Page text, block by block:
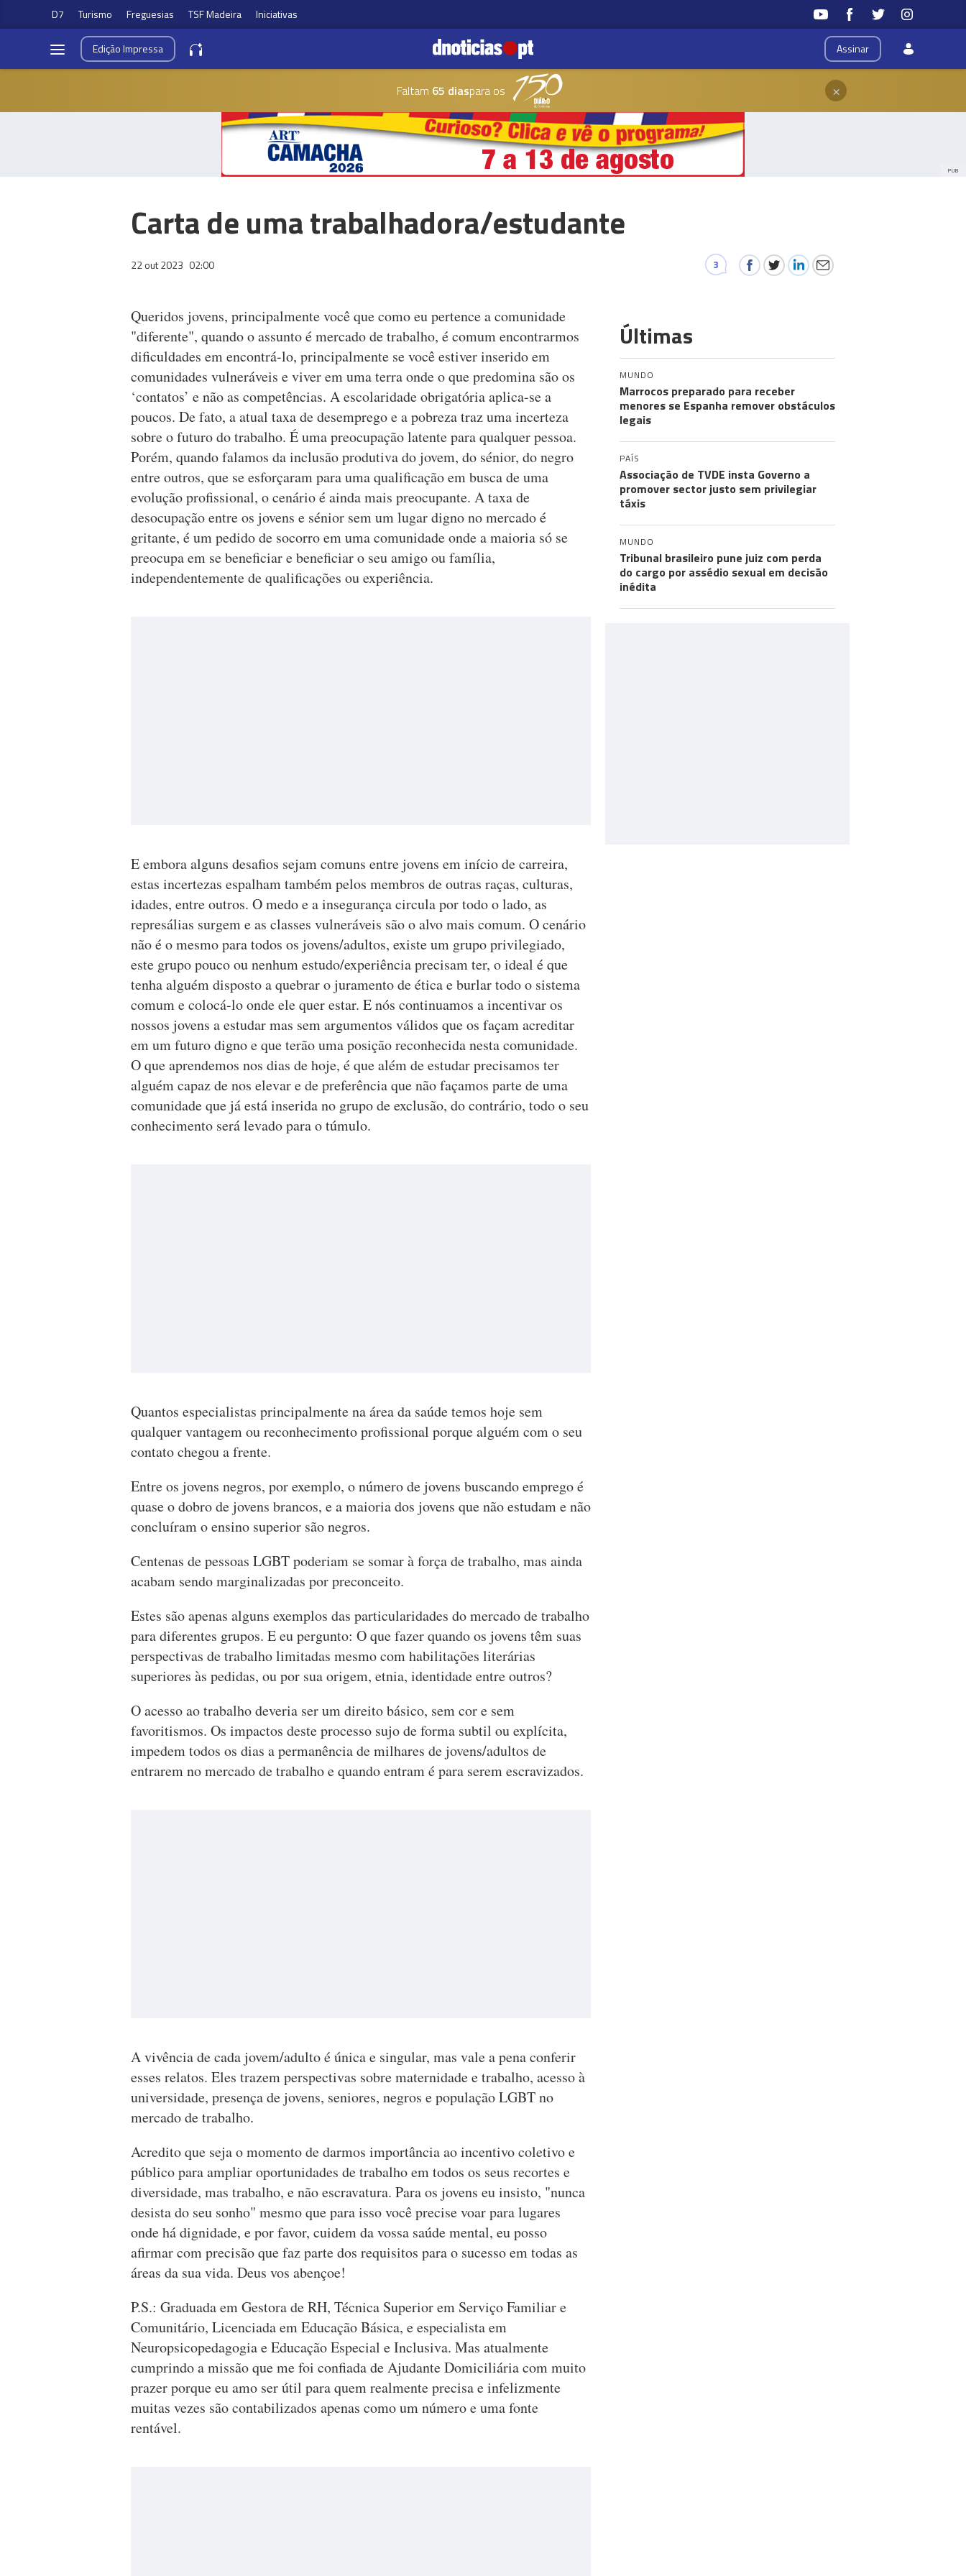
D7 Turismo Freguesias TSF Madeira Iniciativas
Assinar
EdiçãoImpressa
Faltam 65 diaspara os ×
PUB
Carta de uma trabalhadora/estudante
22 out 2023 02:00 3
Queridos jovens, principalmente você que como eu pertence a comunidade
"diferente", quando o assunto é mercado de trabalho, é comum encontrarmos
dificuldades em encontrá-lo, principalmente se você estiver inserido em
comunidades vulneráveis e viver em uma terra onde o que predomina são os
‘contatos’ e não as competências. A escolaridade obrigatória aplica-se a
poucos. De fato, a atual taxa de desemprego e a pobreza traz uma incerteza
sobre o futuro do trabalho. É uma preocupação latente para qualquer pessoa.
Porém, quando falamos da inclusão produtiva do jovem, do sénior, do negro
entre outros, que se esforçaram para uma qualificação em busca de uma
evolução profissional, o cenário é ainda mais preocupante. A taxa de
desocupação entre os jovens e sénior sem um lugar digno no mercado é
gritante, é um pedido de socorro em uma comunidade onde a maioria só se
preocupa em se beneficiar e beneficiar o seu amigo ou família,
independentemente de qualificações ou experiência.
E embora alguns desafios sejam comuns entre jovens em início de carreira,
estas incertezas espalham também pelos membros de outras raças, culturas,
idades, entre outros. O medo e a insegurança circula por todo o lado, as
represálias surgem e as classes vulneráveis são o alvo mais comum. O cenário
não é o mesmo para todos os jovens/adultos, existe um grupo privilegiado,
este grupo pouco ou nenhum estudo/experiência precisam ter, o ideal é que
tenha alguém disposto a quebrar o juramento de ética e burlar todo o sistema
comum e colocá-lo onde ele quer estar. E nós continuamos a incentivar os
nossos jovens a estudar mas sem argumentos válidos que os façam acreditar
em um futuro digno e que terão uma posição reconhecida nesta comunidade.
O que aprendemos nos dias de hoje, é que além de estudar precisamos ter
alguém capaz de nos elevar e de preferência que não façamos parte de uma
comunidade que já está inserida no grupo de exclusão, do contrário, todo o seu
conhecimento será levado para o túmulo.
Quantos especialistas principalmente na área da saúde temos hoje sem
qualquer vantagem ou reconhecimento profissional porque alguém com o seu
contato chegou a frente.
Entre os jovens negros, por exemplo, o número de jovens buscando emprego é
quase o dobro de jovens brancos, e a maioria dos jovens que não estudam e não
concluíram o ensino superior são negros.
Centenas de pessoas LGBT poderiam se somar à força de trabalho, mas ainda
acabam sendo marginalizadas por preconceito.
Estes são apenas alguns exemplos das particularidades do mercado de trabalho
para diferentes grupos. E eu pergunto: O que fazer quando os jovens têm suas
perspectivas de trabalho limitadas mesmo com habilitações literárias
superiores às pedidas, ou por sua origem, etnia, identidade entre outros?
O acesso ao trabalho deveria ser um direito básico, sem cor e sem
favoritismos. Os impactos deste processo sujo de forma subtil ou explícita,
impedem todos os dias a permanência de milhares de jovens/adultos de
entrarem no mercado de trabalho e quando entram é para serem escravizados.
A vivência de cada jovem/adulto é única e singular, mas vale a pena conferir
esses relatos. Eles trazem perspectivas sobre maternidade e trabalho, acesso à
universidade, presença de jovens, seniores, negros e população LGBT no
mercado de trabalho.
Acredito que seja o momento de darmos importância ao incentivo coletivo e
público para ampliar oportunidades de trabalho em todos os seus recortes e
diversidade, mas trabalho, e não escravatura. Para os jovens eu insisto, "nunca
desista do seu sonho" mesmo que para isso você precise voar para lugares
onde há dignidade, e por favor, cuidem da vossa saúde mental, eu posso
afirmar com precisão que faz parte dos requisitos para o sucesso em todas as
áreas da sua vida. Deus vos abençoe!
P.S.: Graduada em Gestora de RH, Técnica Superior em Serviço Familiar e
Comunitário, Licenciada em Educação Básica, e especialista em
Neuropsicopedagogia e Educação Especial e Inclusiva. Mas atualmente
cumprindo a missão que me foi confiada de Ajudante Domiciliária com muito
prazer porque eu amo ser útil para quem realmente precisa e infelizmente
muitas vezes são contabilizados apenas como um número e uma fonte
rentável.
Últimas
MUNDO
Marrocos preparado para receber
menores se Espanha remover obstáculos
legais
PAÍS
Associação de TVDE insta Governo a
promover sector justo sem privilegiar
táxis
MUNDO
Tribunal brasileiro pune juiz com perda
do cargo por assédio sexual em decisão
inédita